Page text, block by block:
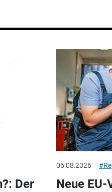
Der
06.08.2026
Neue